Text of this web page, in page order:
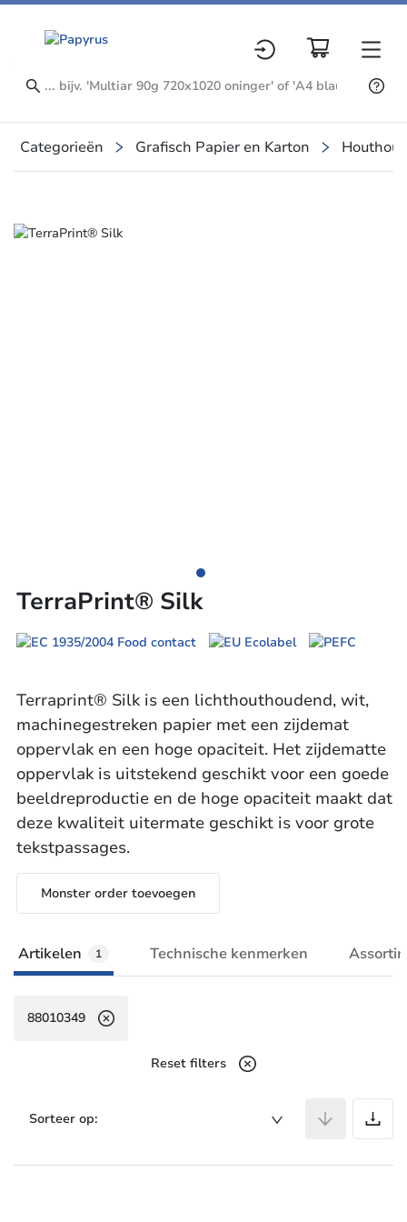
Categorieën Grafisch Papier en Karton
Slide 1 of 1
TerraPrint® Silk
Terraprint® Silk is een lichthouthoudend, wit,
machinegestreken papier met een zijdemat
oppervlak en een hoge opaciteit. Het zijdematte
oppervlak is uitstekend geschikt voor een goede
beeldreproductie en de hoge opaciteit maakt dat
deze kwaliteit uitermate geschikt is voor grote
tekstpassages.
Monster order toevoegen
Artikelen 1 Technische kenmerken
88010349
Reset filters
Sorteer op: